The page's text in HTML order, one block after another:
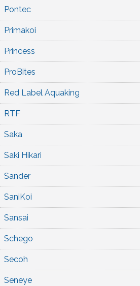
Pontec
Primakoi
Princess
ProBites
Red Label Aquaking
RTF
Saka
Saki Hikari
Sander
SaniKoi
Sansai
Schego
Secoh
Seneye